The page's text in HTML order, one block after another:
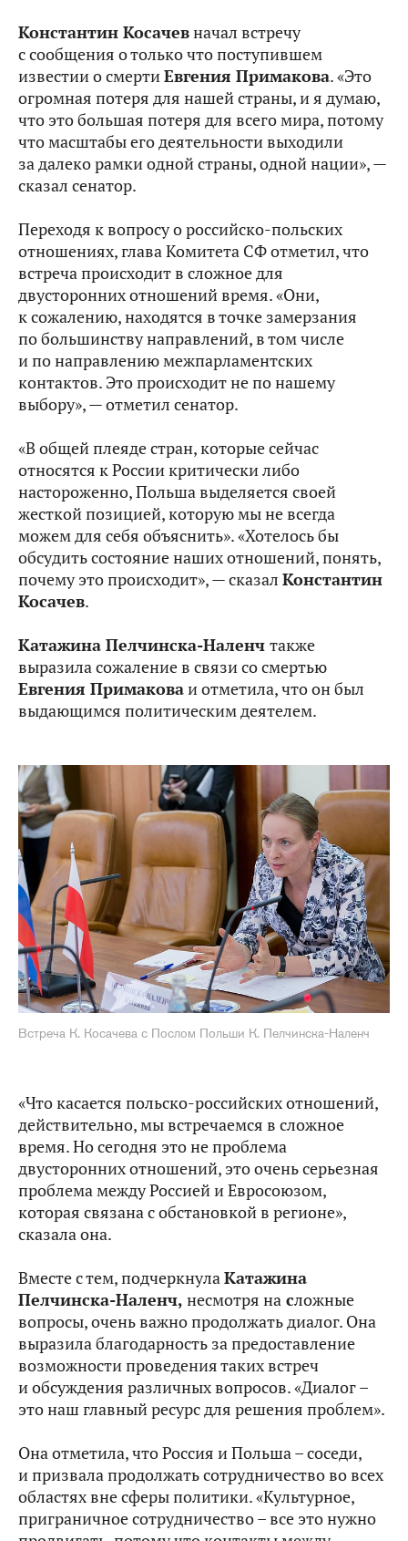
Константин Косачевначал встречу
с сообщения о только что поступившем
известии о смертиЕвгения Примакова. «Это
огромная потеря для нашей страны, и я думаю,
что это большая потеря для всего мира, потому
что масштабы его деятельности выходили
за далеко рамки одной страны, одной нации», —
сказал сенатор.
Переходя к вопросу о российско-польских
отношениях, глава Комитета СФ отметил, что
встреча происходит в сложное для
двусторонних отношений время. «Они,
к сожалению, находятся в точке замерзания
по большинству направлений, в том числе
и по направлению межпарламентских
контактов. Это происходит не по нашему
выбору», — отметил сенатор.
«В общей плеяде стран, которые сейчас
относятся к России критически либо
настороженно, Польша выделяется своей
жесткой позицией, которую мы не всегда
можем для себя объяснить».«Хотелось бы
обсудить состояние наших отношений, понять,
почему это происходит», — сказал Константин
Косачев.
Катажина Пелчинска-Наленч также
выразила сожаление в связи со смертью
Евгения Примаковаи отметила, что он был
выдающимся политическим деятелем.
Встреча К. Косачева с Послом Польши К. Пелчинска-Наленч
«Что касается польско-российских отношений,
действительно, мы встречаемся в сложное
время. Но сегодня это не проблема
двусторонних отношений, это очень серьезная
проблема между Россией и Евросоюзом,
которая связана с обстановкой в регионе»,
сказала она.
Вместе с тем, подчеркнулаКатажина
Пелчинска-Наленч, несмотря на сложные
вопросы, очень важно продолжать диалог. Она
выразила благодарность за предоставление
возможности проведения таких встреч
и обсуждения различных вопросов. «Диалог –
это наш главный ресурс для решения проблем».
Она отметила, что Россия и Польша – соседи,
и призвала продолжать сотрудничество во всех
областях вне сферы политики. «Культурное,
приграничное сотрудничество – все это нужно